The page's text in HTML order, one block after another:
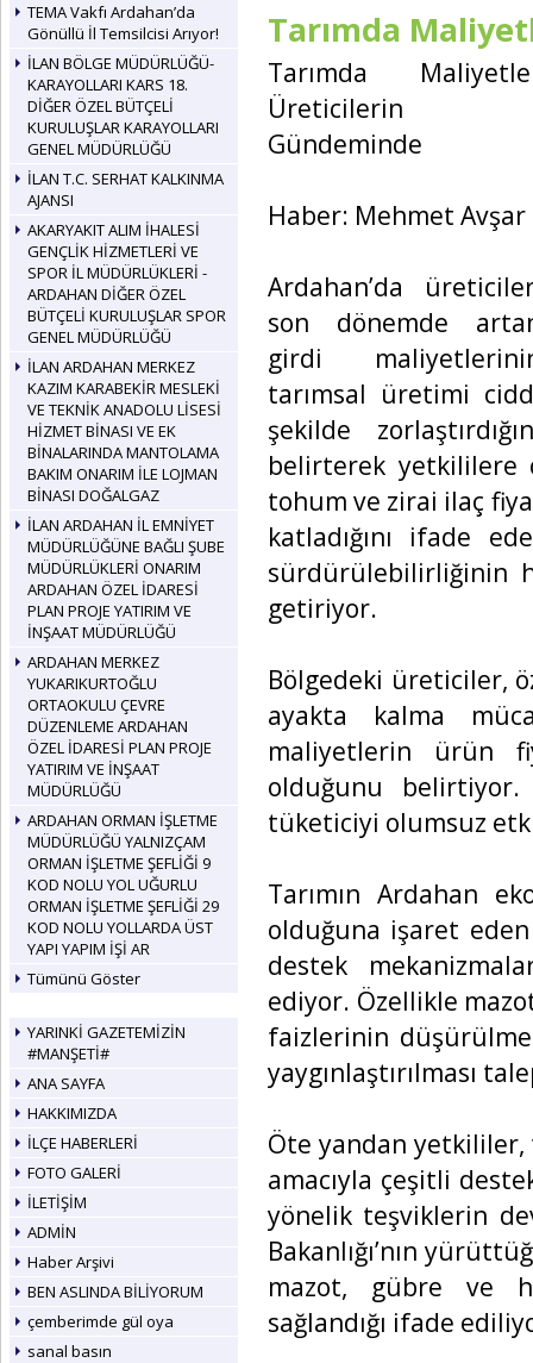
TEMA Vakfı Ardahan’da
Gönüllü İl Temsilcisi Arıyor!
İLAN BÖLGE MÜDÜRLÜĞÜ-
KARAYOLLARI KARS 18.
DİĞER ÖZEL BÜTÇELİ
KURULUŞLAR KARAYOLLARI
GENEL MÜDÜRLÜĞÜ
İLAN T.C. SERHAT KALKINMA
AJANSI
AKARYAKIT ALIM İHALESİ
GENÇLİK HİZMETLERİ VE
SPOR İL MÜDÜRLÜKLERİ -
ARDAHAN DİĞER ÖZEL
BÜTÇELİ KURULUŞLAR SPOR
GENEL MÜDÜRLÜĞÜ
İLAN ARDAHAN MERKEZ
KAZIM KARABEKİR MESLEKİ
VE TEKNİK ANADOLU LİSESİ
HİZMET BİNASI VE EK
BİNALARINDA MANTOLAMA
BAKIM ONARIM İLE LOJMAN
BİNASI DOĞALGAZ
İLAN ARDAHAN İL EMNİYET
MÜDÜRLÜĞÜNE BAĞLI ŞUBE
MÜDÜRLÜKLERİ ONARIM
ARDAHAN ÖZEL İDARESİ
PLAN PROJE YATIRIM VE
İNŞAAT MÜDÜRLÜĞÜ
ARDAHAN MERKEZ
YUKARIKURTOĞLU
ORTAOKULU ÇEVRE
DÜZENLEME ARDAHAN
ÖZEL İDARESİ PLAN PROJE
YATIRIM VE İNŞAAT
MÜDÜRLÜĞÜ
ARDAHAN ORMAN İŞLETME
MÜDÜRLÜĞÜ YALNIZÇAM
ORMAN İŞLETME ŞEFLİĞİ 9
KOD NOLU YOL UĞURLU
ORMAN İŞLETME ŞEFLİĞİ 29
KOD NOLU YOLLARDA ÜST
YAPI YAPIM İŞİ AR
Tümünü Göster
YARINKİ GAZETEMİZİN
#MANŞETİ#
ANA SAYFA
HAKKIMIZDA
İLÇE HABERLERİ
FOTO GALERİ
İLETİŞİM
ADMİN
Haber Arşivi
BEN ASLINDA BİLİYORUM
çemberimde gül oya
sanal basın
Tarımda
Tarımda
Üreticilerin
Gündeminde
Haber: Mehmet Avşar
Ardahan’da
son dönemde
girdi
tarımsal üretimi
şekilde
belirterek yetkililere
tohum ve zirai ilaç
katladığını ifade
sürdürülebilirliğinin
getiriyor.
Bölgedeki üreticiler,
ayakta kalma
maliyetlerin ürün
olduğunu
tüketiciyi olumsuz
Tarımın Ardahan
olduğuna işaret
destek
ediyor. Özellikle
faizlerinin
yaygınlaştırılması
Öte yandan yetkililer,
amacıyla çeşitli
yönelik teşviklerin
Bakanlığı’nın
mazot, gübre ve
sağlandığı ifade